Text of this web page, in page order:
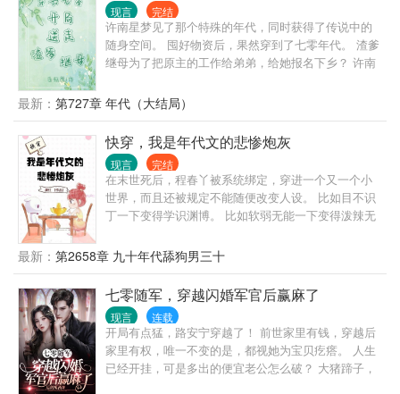
现言 完结
许南星梦见了那个特殊的年代，同时获得了传说中的
随身空间。 囤好物资后，果然穿到了七零年代。 渣爹
继母为了把原主的工作给弟弟，给她报名下乡？ 许南
送走间谍，顺便把日军搜刮的宝藏都收下！ 原主亲生
父亲是知名港商？堂姐冒充她前去相认？ 果然把堂姐
也送走！再顺便在港澳台把生意发展过去！ 外国富商
祖先是侵华将军，私藏抢来的大量中华文物？ 许南星
果断跑去一顿收，转手捐赠给国家！ 最后成为了大富
豪的许南星，在高新科技领域以及中医药行业获得了
巨大成功。
最新： 第727章 年代（大结局）
快穿，我是年代文的悲惨炮灰
现言 完结
在末世死后，程春丫被系统绑定，穿进一个又一个小
世界，而且还被规定不能随便改变人设。 比如目不识
丁一下变得学识渊博。 比如软弱无能一下变得泼辣无
次穿的人物都有点惨。 什么渣男，什么极品家人，那
可真是要什么有什么。 没有更渣更极品的，只有最渣
最极品的。 唉！幸亏她有隐身异能，不然还真难搞。
七十年代悲惨人物 六年代不甘人物 五十年代悲剧人物
七十年代女知青 精神出轨的丈夫 六十年代的养女 冷
暴力丈夫 知青丈夫 上门女婿 愚孝男 恶婆婆 圣母病女
儿 七十年代冤大种 青梅抵不过天降
最新： 第2658章 九十年代舔狗男三十
七零随军，穿越闪婚军官后赢麻了
现言 连载
开局有点猛，路安宁穿越了！ 前世家里有钱，穿越后
家里有权，唯一不变的是，都视她为宝贝疙瘩。 人生
已经开挂，可是多出的便宜老公怎么破？ 大猪蹄子，